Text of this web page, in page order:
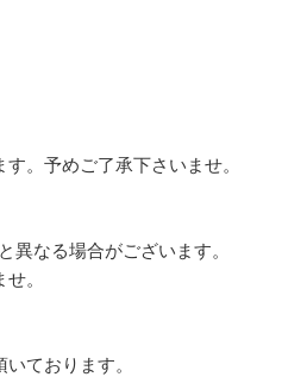
。予めご了承下さいませ。
異なる場合がございます。
。
ております。